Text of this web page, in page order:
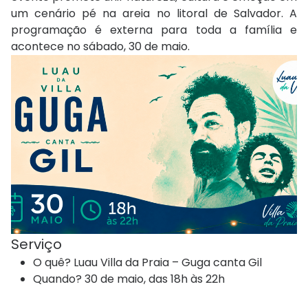
um cenário pé na areia no litoral de Salvador. A
programação é externa para toda a família e
acontece no sábado, 30 de maio.
Serviço
O quê? Luau Villa da Praia – Guga canta Gil
Quando? 30 de maio, das 18h às 22h